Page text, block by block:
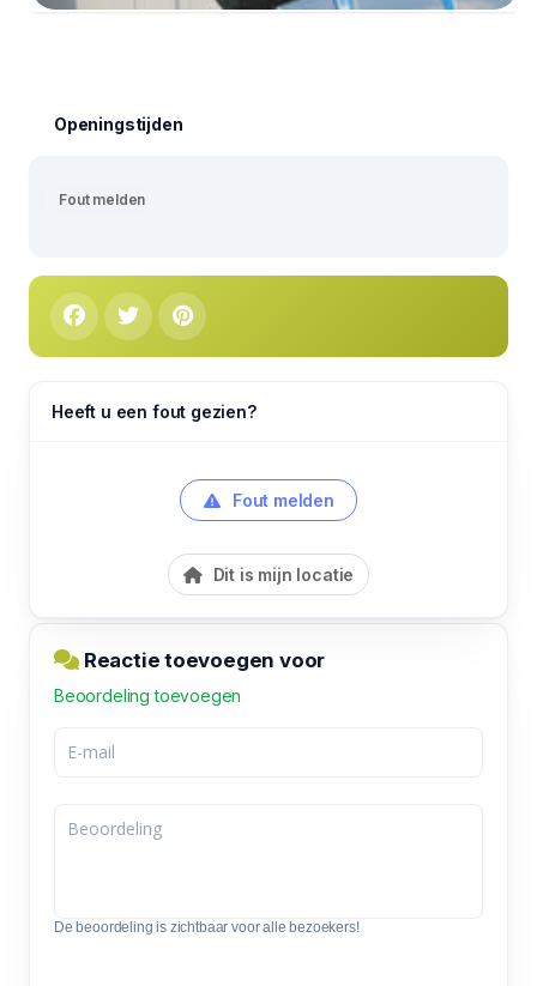
Openingstijden
Fout melden
Heeft u een fout gezien?
Fout melden
Dit is mijn locatie
Reactie toevoegen voor
Beoordeling toevoegen
De beoordeling is zichtbaar voor alle bezoekers!